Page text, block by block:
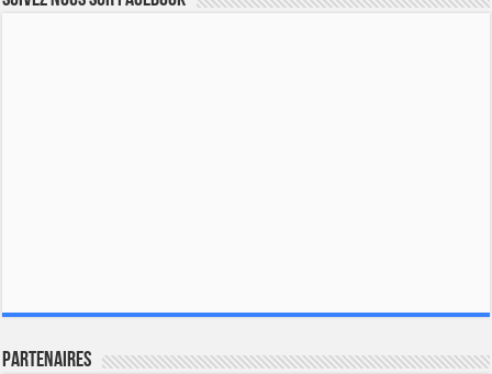
Partenaires